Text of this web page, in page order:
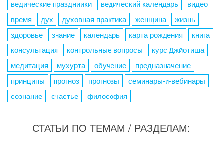
ведические праздниики
ведический календарь
видео
время
дух духовная практика женщина
жизнь
здоровье
знание календарь карта рождения
книга
консультация
контрольные вопросы
курс Джйотиша
медитация
мухурта обучение
предназначение
принципы
прогноз прогнозы
семинары-и-вебинары
сознание
счастье философия
СТАТЬИ ПО ТЕМАМ / РАЗДЕЛАМ: